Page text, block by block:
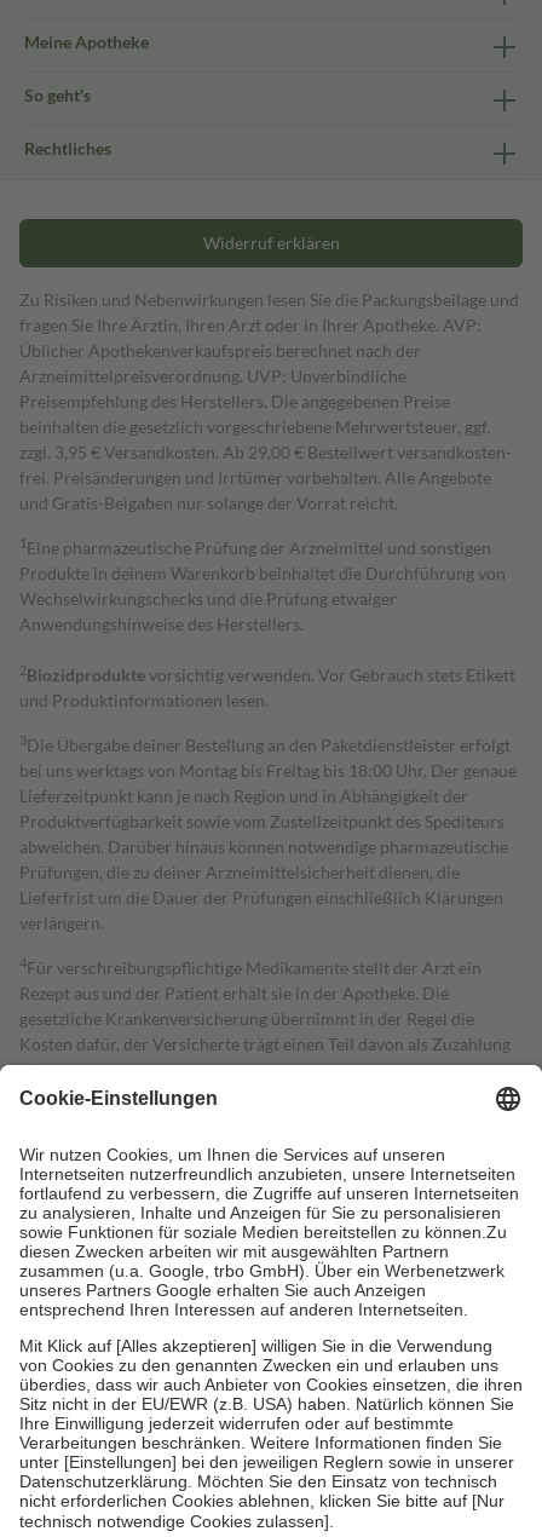
Meine Apotheke
So geht's
Rechtliches
Widerruf erklären
Zu Risiken und Nebenwirkungen lesen Sie die Packungsbeilage und
fragen Sie Ihre Ärztin, Ihren Arzt oder in Ihrer Apotheke. AVP:
Üblicher Apothekenverkaufspreis berechnet nach der
Arzneimittelpreisverordnung. UVP: Unverbindliche
Preisempfehlung des Herstellers. Die angegebenen Preise
beinhalten die gesetzlich vorgeschriebene Mehrwertsteuer, ggf.
zzgl. 3,95 € Versandkosten. Ab 29,00 € Bestell­wert versand­kosten­
frei. Preisänderungen und Irrtümer vorbehalten. Alle Angebote
und Gratis-Beigaben nur solange der Vorrat reicht.
1 Eine pharmazeutische Prüfung der Arzneimittel und sonstigen
Produkte in deinem Warenkorb beinhaltet die Durchführung von
Wechselwirkungschecks und die Prüfung etwaiger
Anwendungshinweise des Herstellers.
2Biozidproduktevorsichtig verwenden. Vor Gebrauch stets Etikett
und Produktinformationen lesen.
3Die Übergabe deiner Bestellung an den Paketdienstleister erfolgt
bei uns werktags von Montag bis Freitag bis 18:00 Uhr. Der genaue
Lieferzeitpunkt kann je nach Region und in Abhängigkeit der
Produktverfügbarkeit sowie vom Zustellzeitpunkt des Spediteurs
abweichen. Darüber hinaus können notwendige pharmazeutische
Prüfungen, die zu deiner Arzneimittelsicherheit dienen, die
Lieferfrist um die Dauer der Prüfungen einschließlich Klärungen
verlängern.
4Für verschreibungspflichtige Medikamente stellt der Arzt ein
Rezept aus und der Patient erhält sie in der Apotheke. Die
gesetzliche Krankenversicherung übernimmt in der Regel die
Kosten dafür, der Versicherte trägt einen Teil davon als Zuzahlung
mit.
Grundsätzlich leisten Mitglieder Zuzahlungen in Höhe von zehn
höchstens zehn Euro.
Es sind jedoch nie mehr als die tatsächlichen
Kosten der Leistung zu entrichten.
Diese Regeln gelten grundsätzlich auch für Online-Apotheken.
Bei Heilmitteln und häuslicher Krankenpflege beträgt die
Zuzahlung zehn Prozent der Kosten sowie zehn Euro je
Verordnung.
Um das Engagement der Versicherten für ihre eigene Gesundheit zu
stärken und die besondere Stellung der Familie zu unterstützen,
fallenkeine Zuzahlungenan bei:
• Kindern und Jugendlichen bis zum vollendeten 18. Lebensjahr
mit Ausnahme der Fahrkosten
• Untersuchungen zur Vorsorge und Früherkennung, die von der
GKV getragen werden
• empfohlenen Schutzimpfungen
• Harn- und Blutteststreifen